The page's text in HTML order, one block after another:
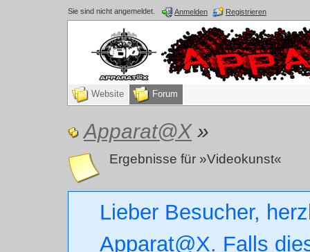
Sie sind nicht angemeldet. Anmelden Registrieren
Website Forum
Apparat@X»
Ergebnisse für »Videokunst«
Lieber Besucher,
Apparat@X. Falls